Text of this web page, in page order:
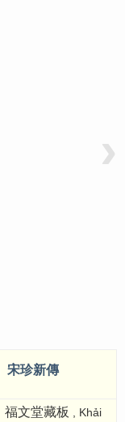
›
宋珍新傳
福文堂藏板
, Khải